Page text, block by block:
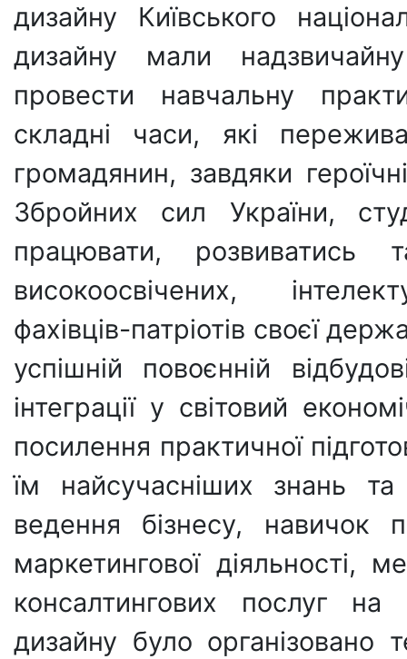
дизайну Київського
дизайну мали
провести навчальну
складні часи, які
громадянин, завдяки
Збройних сил України,
працювати, розвиватись
високоосвічених,
фахівців-патріотів своєї
успішній повоєнній
інтеграції у світовий
посилення практичної
їм найсучасніших знань та
ведення бізнесу, навичок
маркетингової діяльності,
консалтингових послуг на
дизайну було організовано